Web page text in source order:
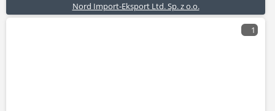
Nord Import-Eksport Ltd. Sp. z o.o.
1